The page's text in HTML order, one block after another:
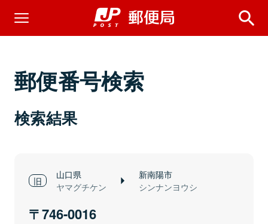
郵便番号検索
検索結果
山口県
ヤマグチケン
新南陽市
シンナンヨウシ
746-0016